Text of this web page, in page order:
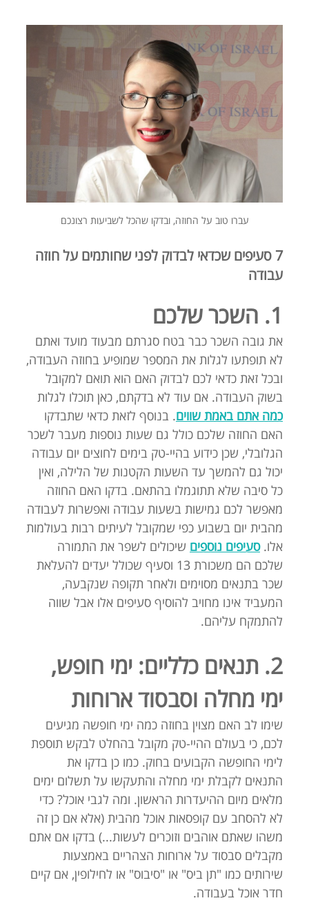
עברו טוב על החוזה, ובדקו שהכל לשביעות רצונכם
7 סעיפים שכדאי לבדוק לפני שחותמים על חוזה
עבודה
1. השכר שלכם
את גובה השכר כבר בטח סגרתם מבעוד מועד ואתם
לא תופתעו לגלות את המספר שמופיע בחוזה העבודה,
ובכל זאת כדאי לכם לבדוק האם הוא תואם למקובל
בשוק העבודה. אם עוד לא בדקתם, כאן תוכלו לגלות
כמה אתם באמת שווים. בנוסף לזאת כדאי שתבדקו
האם החוזה שלכם כולל גם שעות נוספות מעבר לשכר
הגלובלי, שכן כידוע בהיי-טק בימים לחוצים יום עבודה
יכול גם להמשך עד השעות הקטנות של הלילה, ואין
כל סיבה שלא תתוגמלו בהתאם. בדקו האם החוזה
מאפשר לכם גמישות בשעות עבודה ואפשרות לעבודה
מהבית יום בשבוע כפי שמקובל לעיתים רבות בעולמות
אלו.סעיפים נוספים שיכולים לשפר את התמורה
שלכם הם משכורת 13 וסעיף שכולל יעדים להעלאת
שכר בתנאים מסוימים ולאחר תקופה שנקבעה,
המעביד אינו מחויב להוסיף סעיפים אלו אבל שווה
להתמקח עליהם.
2. תנאים כלליים: ימי חופש,
ימי מחלה וסבסוד ארוחות
שימו לב האם מצוין בחוזה כמה ימי חופשה מגיעים
לכם, כי בעולם ההיי-טק מקובל בהחלט לבקש תוספת
לימי החופשה הקבועים בחוק. כמו כן בדקו את
התנאים לקבלת ימי מחלה והתעקשו על תשלום ימים
מלאים מיום ההיעדרות הראשון. ומה לגבי אוכל? כדי
לא להסחב עם קופסאות אוכל מהבית (אלא אם כן זה
משהו שאתם אוהבים וזוכרים לעשות...) בדקו אם אתם
מקבלים סבסוד על ארוחות הצהריים באמצעות
שירותים כמו "תן ביס" או "סיבוס" או לחילופין, אם קיים
חדר אוכל בעבודה.